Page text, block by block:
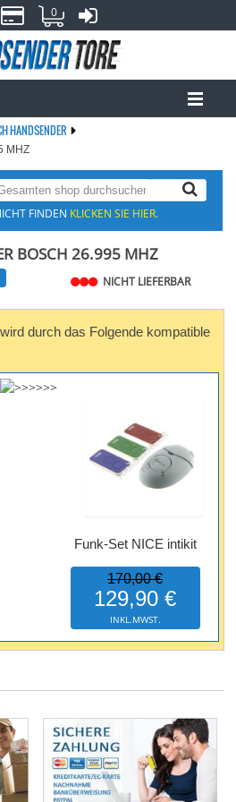
0
HANDSENDER
MHZ
FINDEN KLICKEN SIE HIER.
BOSCH 26.995 MHZ
NICHT LIEFERBAR
durch das Folgende kompatible
Funk-Set NICE intikit
170,00 €
129,90 €
INKL.MWST.